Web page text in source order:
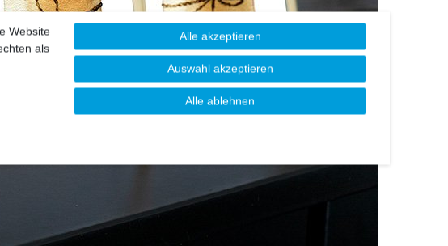
Website
als
Alle akzeptieren
Auswahl akzeptieren
Alle ablehnen